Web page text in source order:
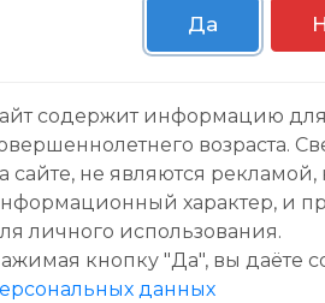
товара еще нет
Да
содержит информацию
возраста.
сайте, не являются
характер, и
личного использования.
кнопку "Да", вы даёте
данных